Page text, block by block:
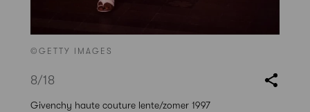
©GETTY IMAGES
8/18
Givenchy haute couture lente/zomer 1997